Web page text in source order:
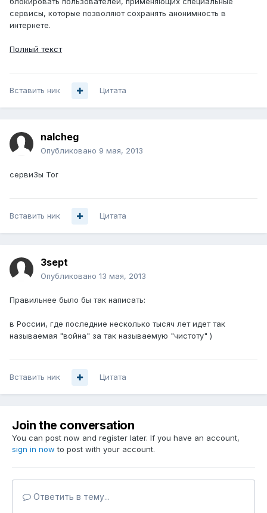
сервисы, которые позволяют сохранять анонимность в
интернете.
Полный текст
Вставить ник Цитата
nalcheg
Опубликовано 9 мая, 2013
сервиЗы Tor
Вставить ник Цитата
3sept
Опубликовано 13 мая, 2013
Правильнее было бы так написать:
в России, где последние несколько тысяч лет идет так
называемая "война" за так называемую "чистоту" )
Вставить ник Цитата
Join the conversation
You can post now and register later. If you have an account,
sign in now to post with your account.
Ответить в тему...